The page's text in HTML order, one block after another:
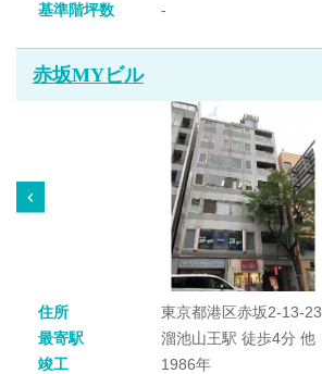
基準階坪数
-
赤坂MYビル
住所
東京都港区赤坂2-13-23
最寄駅
溜池山王駅 徒歩4分 他
竣工
1986年